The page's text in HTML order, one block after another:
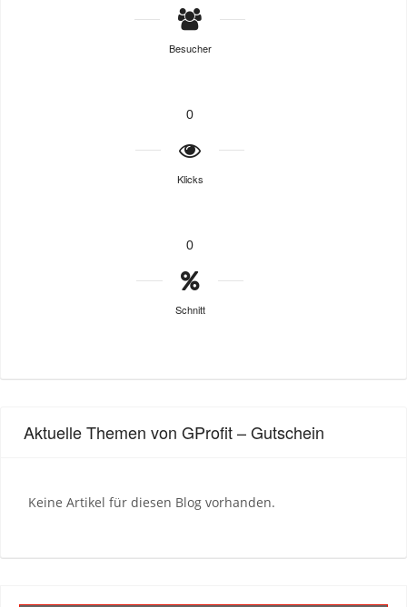
Besucher
0
Klicks
0
Schnitt
Aktuelle Themen von GProfit – Gutschein
Keine Artikel für diesen Blog vorhanden.